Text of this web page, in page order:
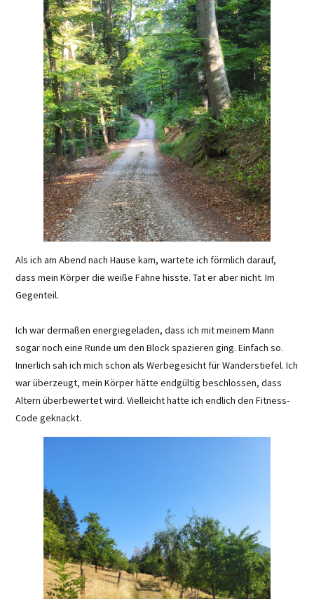
Als ich am Abend nach Hause kam, wartete ich förmlich darauf,
dass mein Körper die weiße Fahne hisste. Tat er aber nicht. Im
Gegenteil.
Ich war dermaßen energiegeladen, dass ich mit meinem Mann
sogar noch eine Runde um den Block spazieren ging. Einfach so.
Innerlich sah ich mich schon als Werbegesicht für Wanderstiefel. Ich
war überzeugt, mein Körper hätte endgültig beschlossen, dass
Altern überbewertet wird. Vielleicht hatte ich endlich den Fitness-
Code geknackt.